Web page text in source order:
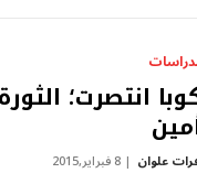
انتصرت؛
علوان 8 فبراير,2015